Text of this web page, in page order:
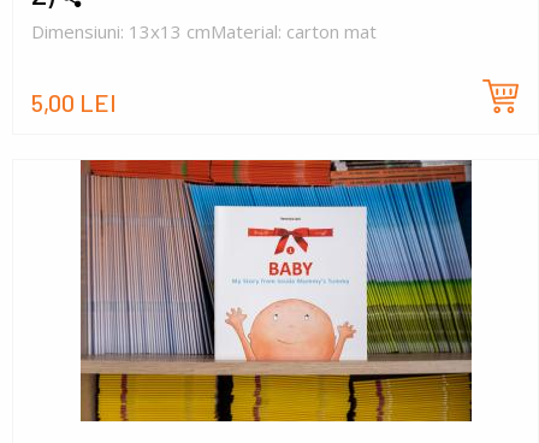
Dimensiuni: 13x13 cmMaterial: carton mat
5,00 LEI